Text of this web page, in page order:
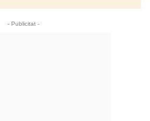
- Publicitat -